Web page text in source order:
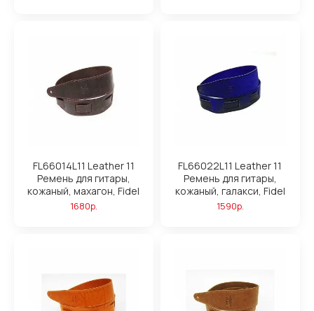
FL66014L11 Leather 11
Ремень для гитары,
кожаный, махагон, Fidel
1680р.
FL66022L11 Leather 11
Ремень для гитары,
кожаный, галакси, Fidel
1590р.